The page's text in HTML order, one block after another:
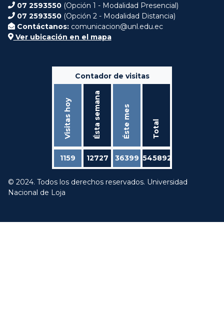
07 2593550 (Opción 1 - Modalidad Presencial)
07 2593550 (Opción 2 - Modalidad Distancia)
Contáctanos: comunicacion@unl.edu.ec
Ver ubicación en el mapa
Contador de visitas
Visitas hoy Ésta semana Éste mes Total
1159 12727 36399 545892
© 2024. Todos los derechos reservados. Universidad
Nacional de Loja